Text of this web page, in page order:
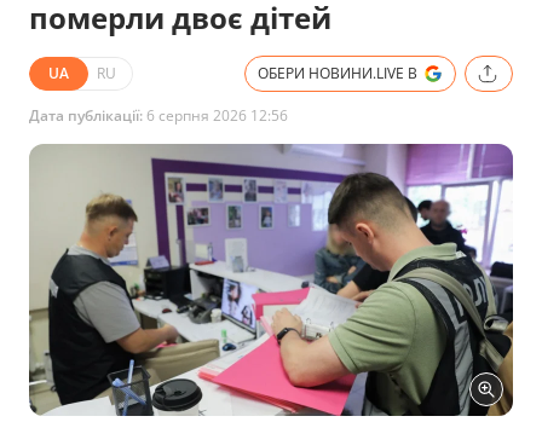
померли двоє дітей
UA RU ОБЕРИ НОВИНИ.LIVE В
Дата публікації: 6 серпня 2026 12:56